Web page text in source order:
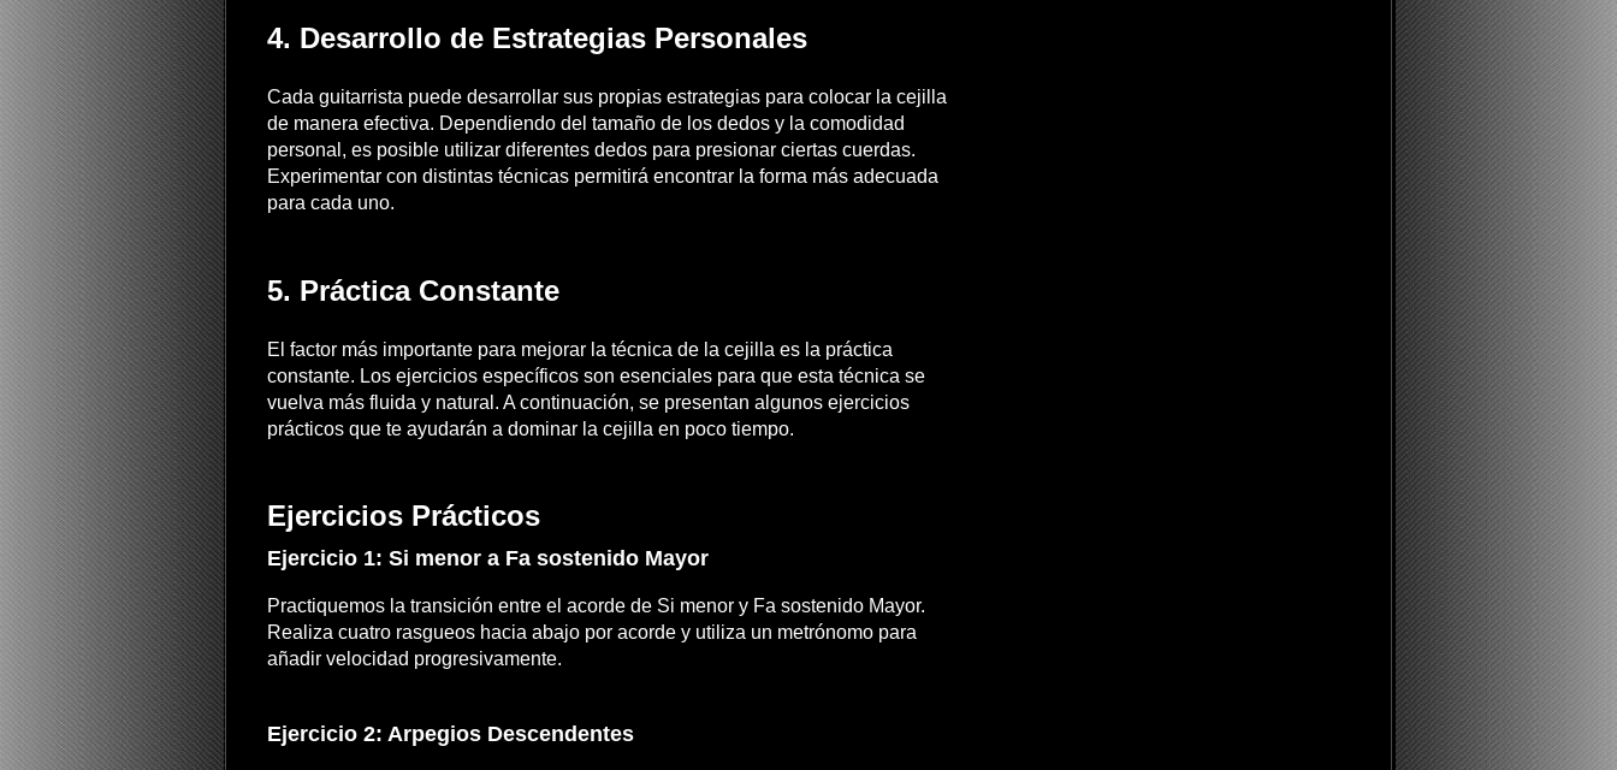
4. Desarrollo de Estrategias Personales
Cada guitarrista puede desarrollar sus propias estrategias para colocar la cejilla
de manera efectiva. Dependiendo del tamaño de los dedos y la comodidad
personal, es posible utilizar diferentes dedos para presionar ciertas cuerdas.
Experimentar con distintas técnicas permitirá encontrar la forma más adecuada
para cada uno.
5. Práctica Constante
El factor más importante para mejorar la técnica de la cejilla es la práctica
constante. Los ejercicios específicos son esenciales para que esta técnica se
vuelva más fluida y natural. A continuación, se presentan algunos ejercicios
prácticos que te ayudarán a dominar la cejilla en poco tiempo.
Ejercicios Prácticos
Ejercicio 1: Si menor a Fa sostenido Mayor
Practiquemos la transición entre el acorde de Si menor y Fa sostenido Mayor.
Realiza cuatro rasgueos hacia abajo por acorde y utiliza un metrónomo para
añadir velocidad progresivamente.
Ejercicio 2: Arpegios Descendentes